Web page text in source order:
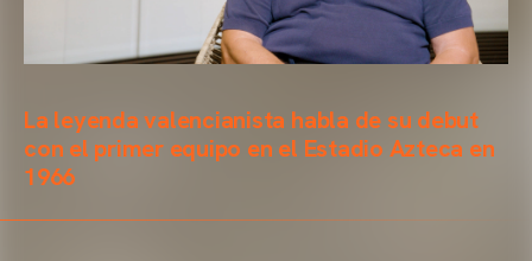
La leyenda valencianista habla de su debut
con el primer equipo en el Estadio Azteca en
1966